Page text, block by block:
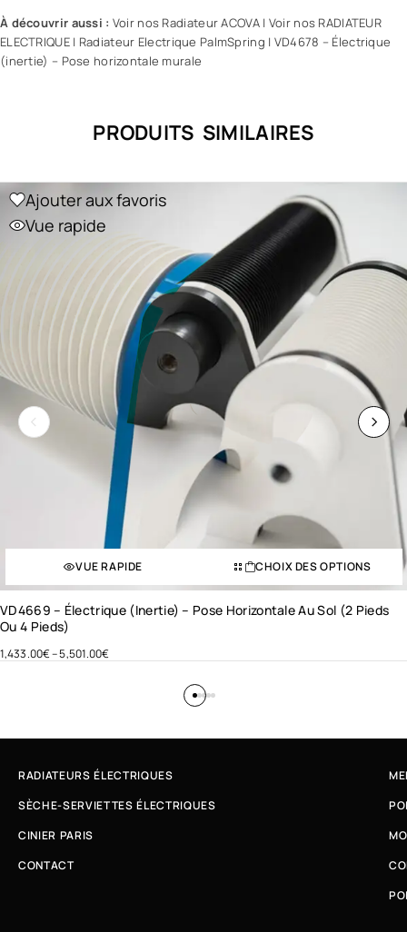
À découvrir aussi : Voir nos Radiateur ACOVA| Voir nos RADIATEUR
ELECTRIQUE| Radiateur Electrique PalmSpring | VD4678 – Électrique
(inertie) – Pose horizontale murale
PRODUITS SIMILAIRES
Ajouter aux favoris
Vue rapide
VUE RAPIDE CHOIX DES OPTIONS
VD4669 – Électrique (inertie) – Pose Horizontale Au Sol (2 Pieds
Ou 4 Pieds)
1,433.00€–5,501.00€
RADIATEURS ÉLECTRIQUES
SÈCHE-SERVIETTES ÉLECTRIQUES
CINIER PARIS
CONTACT